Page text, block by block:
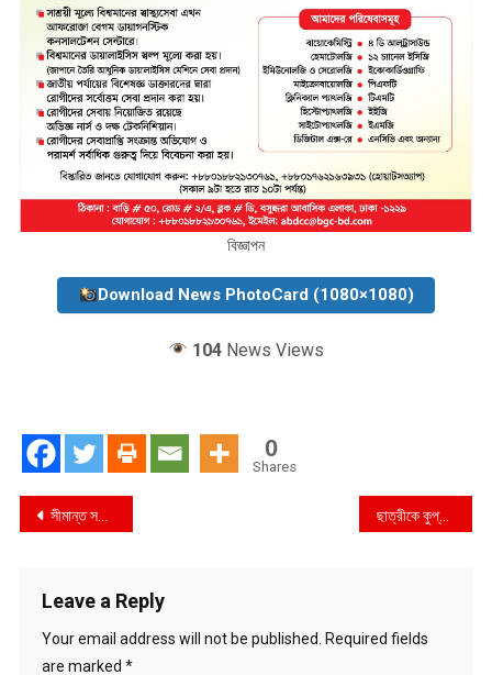
বিজ্ঞাপন
Download News PhotoCard (1080×1080)
104 News Views
0
Shares
Post
সীমান্ত সড়ক হচ্ছে টেকনাফ-বান্দরবানে ছাত্রীকে কুপ্রস্তাব দিয়ে শিক্ষক ধরা
Leave a Reply
Your email address will not be published.
Required fields
are marked *